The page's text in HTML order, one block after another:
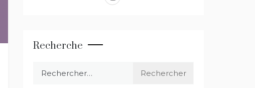
Recherche